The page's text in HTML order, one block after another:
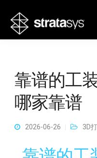
靠谱的工
哪家靠谱
2026-06-26 3D